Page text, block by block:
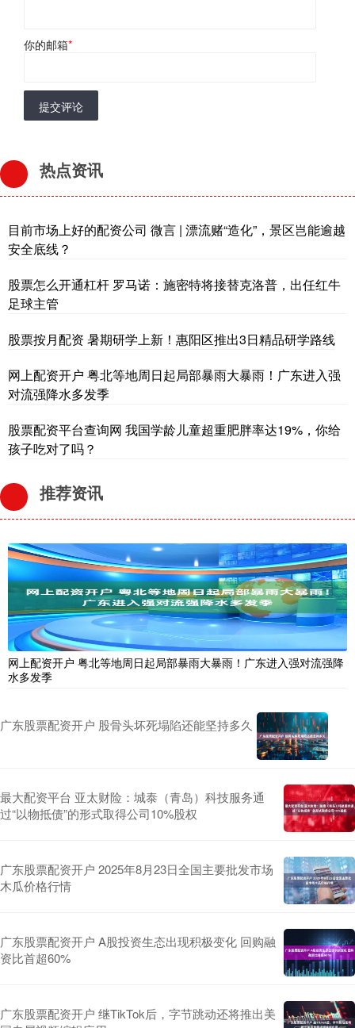
你的邮箱*
提交评论
热点资讯
目前市场上好的配资公司 微言 | 漂流赌“造化”，景区岂能逾越
安全底线？
股票怎么开通杠杆 罗马诺：施密特将接替克洛普，出任红牛
足球主管
股票按月配资 暑期研学上新！惠阳区推出3日精品研学路线
网上配资开户 粤北等地周日起局部暴雨大暴雨！广东进入强
对流强降水多发季
股票配资平台查询网 我国学龄儿童超重肥胖率达19%，你给
孩子吃对了吗？
推荐资讯
网上配资开户 粤北等地周日起局部暴雨大暴雨！广东进入强对流强降
水多发季
广东股票配资开户 股骨头坏死塌陷还能坚持多久
最大配资平台 亚太财险：城泰（青岛）科技服务通
过“以物抵债”的形式取得公司10%股权
广东股票配资开户 2025年8月23日全国主要批发市场
木瓜价格行情
广东股票配资开户 A股投资生态出现积极变化 回购融
资比首超60%
广东股票配资开户 继TikTok后，字节跳动还将推出美